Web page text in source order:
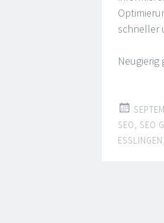
schneller
Neugierig
SEO
SEO
ESSLINGEN